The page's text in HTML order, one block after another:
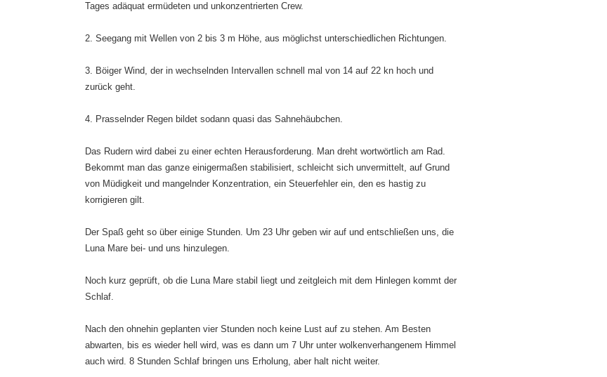
Tages adäquat ermüdeten und unkonzentrierten Crew.
2. Seegang mit Wellen von 2 bis 3 m Höhe, aus möglichst unterschiedlichen Richtungen.
3. Böiger Wind, der in wechselnden Intervallen schnell mal von 14 auf 22 kn hoch und
zurück geht.
4. Prasselnder Regen bildet sodann quasi das Sahnehäubchen.
Das Rudern wird dabei zu einer echten Herausforderung. Man dreht wortwörtlich am Rad.
Bekommt man das ganze einigermaßen stabilisiert, schleicht sich unvermittelt, auf Grund
von Müdigkeit und mangelnder Konzentration, ein Steuerfehler ein, den es hastig zu
korrigieren gilt.
Der Spaß geht so über einige Stunden. Um 23 Uhr geben wir auf und entschließen uns, die
Luna Mare bei- und uns hinzulegen.
Noch kurz geprüft, ob die Luna Mare stabil liegt und zeitgleich mit dem Hinlegen kommt der
Schlaf.
Nach den ohnehin geplanten vier Stunden noch keine Lust auf zu stehen. Am Besten
abwarten, bis es wieder hell wird, was es dann um 7 Uhr unter wolkenverhangenem Himmel
auch wird. 8 Stunden Schlaf bringen uns Erholung, aber halt nicht weiter.